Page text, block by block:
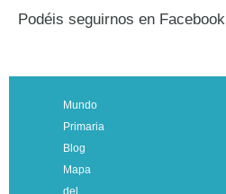
Podéis seguirnos en Facebook
Mundo
Primaria
Blog
Mapa